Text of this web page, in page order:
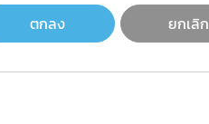
ตกลง ยกเลิก